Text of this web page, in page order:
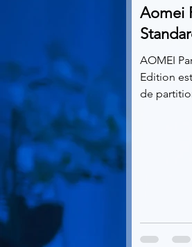
Aomei
AOMEI
Edition
de